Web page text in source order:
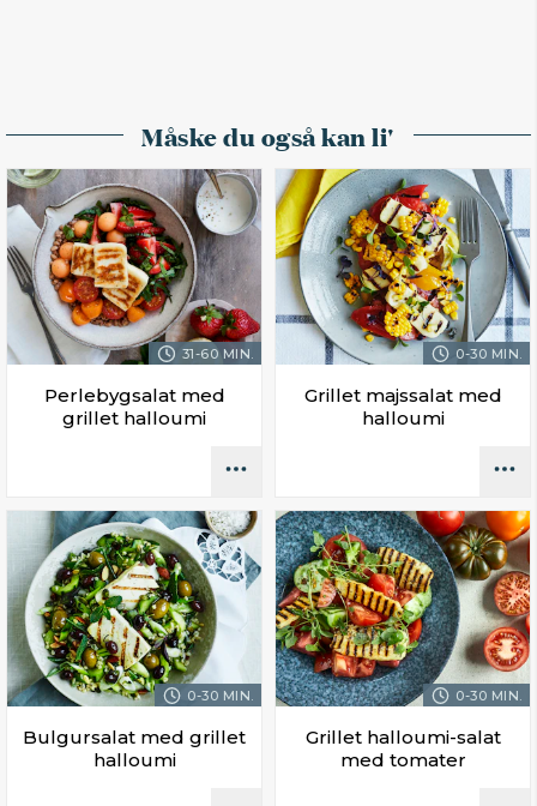
Måske du også kan li'
31-60 MIN.
Perlebygsalat med
grillet halloumi
0-30 MIN.
Grillet majssalat med
halloumi
0-30 MIN.
Bulgursalat med grillet
halloumi
0-30 MIN.
Grillet halloumi-salat
med tomater